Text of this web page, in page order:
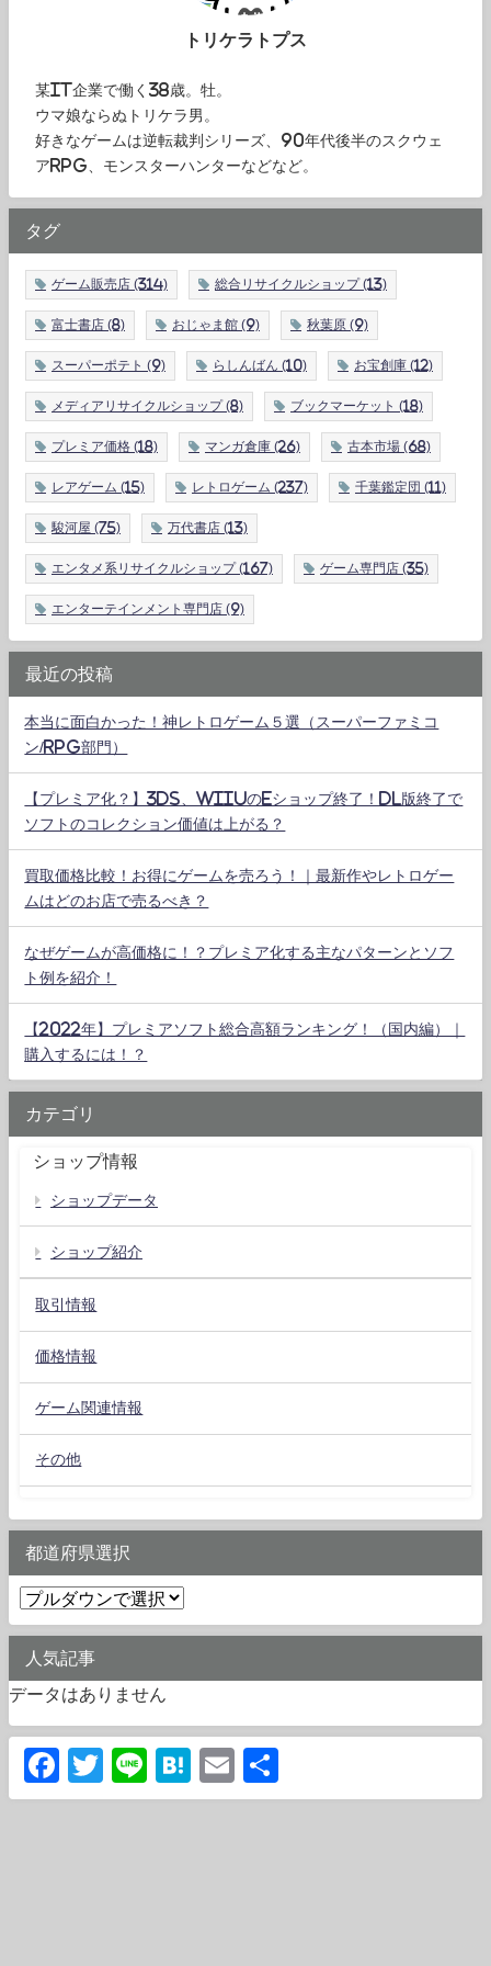
トリケラトプス
某IT企業で働く38歳。牡。
ウマ娘ならぬトリケラ男。
好きなゲームは逆転裁判シリーズ、90年代後半のスクウェ
アRPG、モンスターハンターなどなど。
タグ
ゲーム販売店 (314) 総合リサイクルショップ (13)
富士書店 (8) おじゃま館 (9) 秋葉原 (9)
スーパーポテト (9) らしんばん (10) お宝創庫 (12)
メディアリサイクルショップ (8) ブックマーケット (18)
プレミア価格 (18) マンガ倉庫 (26) 古本市場 (68)
レアゲーム (15) レトロゲーム (237) 千葉鑑定団 (11)
駿河屋 (75) 万代書店 (13)
エンタメ系リサイクルショップ (167) ゲーム専門店 (35)
エンターテインメント専門店 (9)
最近の投稿
本当に面白かった！神レトロゲーム５選（スーパーファミコ
ン/RPG部門）
【プレミア化？】3DS、WiiUのeショップ終了！DL版終了で
ソフトのコレクション価値は上がる？
買取価格比較！お得にゲームを売ろう！｜最新作やレトロゲー
ムはどのお店で売るべき？
なぜゲームが高価格に！？プレミア化する主なパターンとソフ
ト例を紹介！
【2022年】プレミアソフト総合高額ランキング！（国内編）｜
購入するには！？
カテゴリ
ショップ情報
ショップデータ
ショップ紹介
取引情報
価格情報
ゲーム関連情報
その他
都道府県選択
人気記事
データはありません
Facebook
Twitter
LineHatena
Email
有